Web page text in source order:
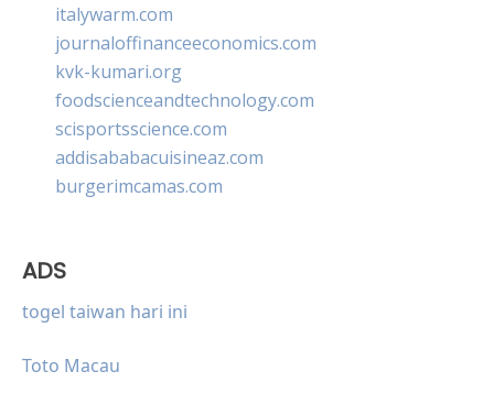
italywarm.com
journaloffinanceeconomics.com
kvk-kumari.org
foodscienceandtechnology.com
scisportsscience.com
addisababacuisineaz.com
burgerimcamas.com
ADS
togel taiwan hari ini
Toto Macau